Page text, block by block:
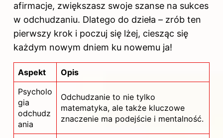
afirmacje, zwiększasz swoje szanse na sukces
w odchudzaniu. Dlatego do dzieła – zrób ten
pierwszy krok i poczuj się lżej, ciesząc się
każdym nowym dniem ku nowemu ja!
Aspekt
Opis
Psycholo
gia
odchudz
ania
Odchudzanie to nie tylko
matematyka, ale także kluczowe
znaczenie ma podejście i mentalność.